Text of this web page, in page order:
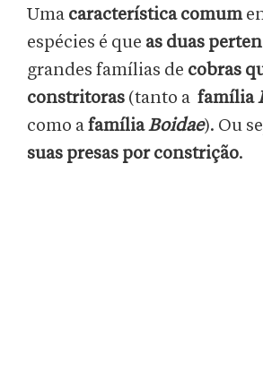
Uma característica comum
espécies é que as duas
grandes famílias de cobras
constritoras (tanto a família
como afamíliaBoidae). Ou
suas presas por constrição.